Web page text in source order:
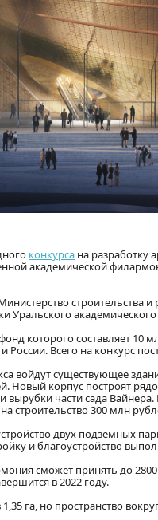
конкурса на разработку
академической
строительства
Уральского
которого составляет 10
Всего на конкурс
войдут существующее
Новый корпус построят
вырубки части сада
строительство 300 млн
двух подземных
и благоустройство
сможет принять до
в 2022 году.
га, но пространство